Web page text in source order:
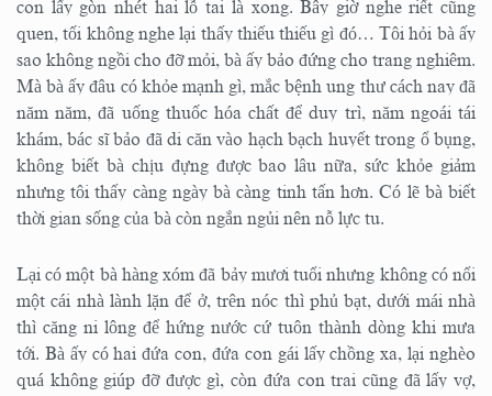
con lấy gòn nhét hai lỗ tai là xong. Bây giờ nghe riết cũng
quen, tối không nghe lại thấy thiếu thiếu gì đó… Tôi hỏi bà ấy
sao không ngồi cho đỡ mỏi, bà ấy bảo đứng cho trang nghiêm.
Mà bà ấy đâu có khỏe mạnh gì, mắc bệnh ung thư cách nay đã
năm năm, đã uống thuốc hóa chất để duy trì, năm ngoái tái
khám, bác sĩ bảo đã di căn vào hạch bạch huyết trong ổ bụng,
không biết bà chịu đựng được bao lâu nữa, sức khỏe giảm
nhưng tôi thấy càng ngày bà càng tinh tấn hơn. Có lẽ bà biết
thời gian sống của bà còn ngắn ngủi nên nỗ lực tu.
Lại có một bà hàng xóm đã bảy mươi tuổi nhưng không có nổi
một cái nhà lành lặn để ở, trên nóc thì phủ bạt, dưới mái nhà
thì căng ni lông để hứng nước cứ tuôn thành dòng khi mưa
tới. Bà ấy có hai đứa con, đứa con gái lấy chồng xa, lại nghèo
quá không giúp đỡ được gì, còn đứa con trai cũng đã lấy vợ,